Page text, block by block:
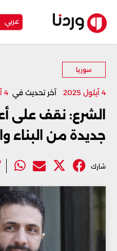
عربي
سوريا
4 أيلول 2025 آخر تحديث في 4 أيلول 2025 21:48
الشرع: نقف على
جديدة من البناء
شارك